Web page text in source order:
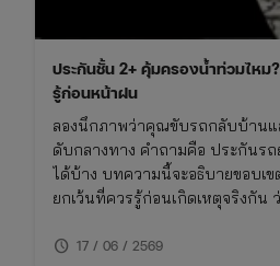
ประกันชั้น 2+ คุ้มครองน้ำท่วมไหม
รู้ก่อนหน้าฝน
ลองนึกภาพว่าคุณขับรถกลับบ้านแ
ดับกลางทาง คำถามคือ ประกันรถ
ได้บ้าง บทความนี้จะอธิบายขอบเ
ยกเว้นที่ควรรู้ก่อนเกิดเหตุจริงกัน
ของคุณ
schedule 17 / 06 / 2569